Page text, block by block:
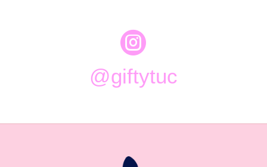

@giftytuc